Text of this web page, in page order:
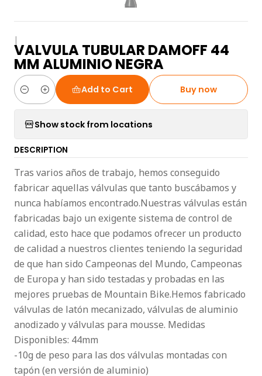
|
VALVULA TUBULAR DAMOFF 44
MM ALUMINIO NEGRA
Quantity
Add to Cart Buy now
Show stock from locations
DESCRIPTION
Tras varios años de trabajo, hemos conseguido
fabricar aquellas válvulas que tanto buscábamos y
nunca habíamos encontrado.Nuestras válvulas están
fabricadas bajo un exigente sistema de control de
calidad, esto hace que podamos ofrecer un producto
de calidad a nuestros clientes teniendo la seguridad
de que han sido Campeonas del Mundo, Campeonas
de Europa y han sido testadas y probadas en las
mejores pruebas de Mountain Bike.Hemos fabricado
válvulas de latón mecanizado, válvulas de aluminio
anodizado y válvulas para mousse. Medidas
Disponibles: 44mm
-10g de peso para las dos válvulas montadas con
tapón (en versión de aluminio)